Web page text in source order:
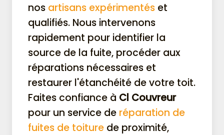
nos artisans expérimentés et
qualifiés. Nous intervenons
rapidement pour identifier la
source de la fuite, procéder aux
réparations nécessaires et
restaurer l'étanchéité de votre toit.
Faites confiance à Cl Couvreur
pour un service de réparation de
fuites de toiture de proximité,